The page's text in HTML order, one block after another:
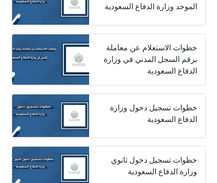
الموحد وزارة الدفاع السعودية
خطوات الاستعلام عن معاملة
برقم السجل المدني في وزارة
الدفاع السعودية
خطوات تسجيل دخول وزارة
الدفاع السعودية
خطوات تسجيل دخول ثانوي
وزارة الدفاع السعودية